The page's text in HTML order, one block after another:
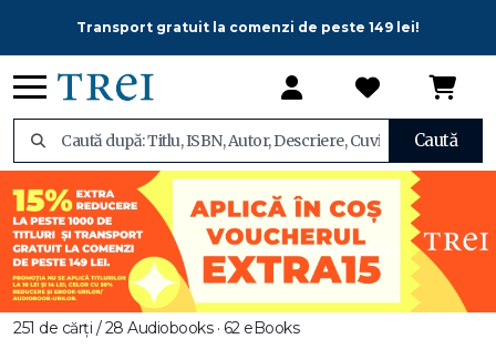
Transport gratuit la comenzi de peste 149 lei!
Caută
251 de cărți / 28 Audiobooks · 62 eBooks